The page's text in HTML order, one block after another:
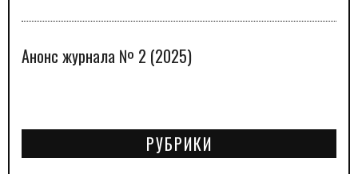
Анонс журнала № 2 (2025)
РУБРИКИ